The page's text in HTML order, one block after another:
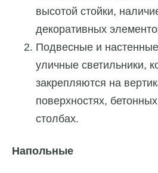
высотой стойки,
декоративных
Подвесные и
уличные светильники,
закрепляются на
поверхностях,
столбах.
Напольные